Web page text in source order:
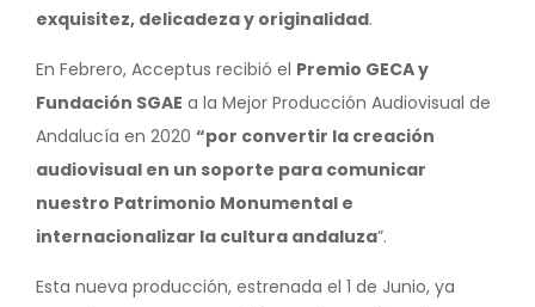
exquisitez, delicadeza y originalidad.
En Febrero, Acceptus recibió el Premio GECA y
Fundación SGAE a la Mejor Producción Audiovisual de
Andalucía en 2020 “por convertir la creación
audiovisual en un soporte para comunicar
nuestro Patrimonio Monumental e
internacionalizar la cultura andaluza”.
Esta nueva producción, estrenada el 1 de Junio, ya